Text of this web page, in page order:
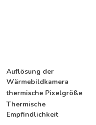
Auflösung der
Wärmebildkamera
thermische Pixelgröße
Thermische
Empfindlichkeit